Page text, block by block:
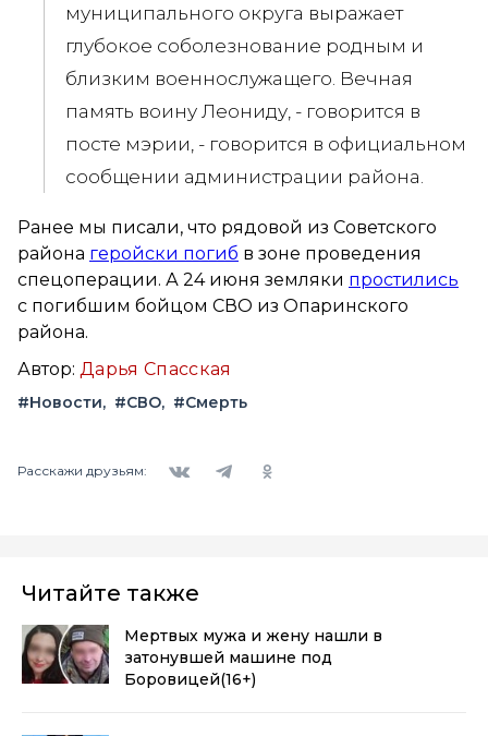
муниципального округа выражает
глубокое соболезнование родным и
близким военнослужащего. Вечная
память воину Леониду, - говорится в
посте мэрии, - говорится в официальном
сообщении администрации района.
Ранее мы писали, что рядовой из Советского
района геройски погиб в зоне проведения
спецоперации. А 24 июня земляки простились
с погибшим бойцом СВО из Опаринского
района.
Автор: Дарья Спасская
#Новости #СВО #Смерть
Расскажи друзьям:
Читайте также
Мертвых мужа и жену нашли в
затонувшей машине под
Боровицей(16+)